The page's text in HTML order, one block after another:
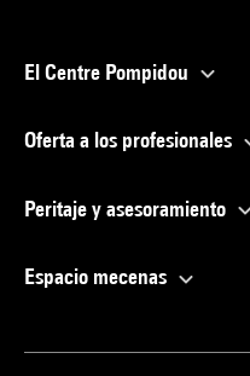
El Centre Pompidou
Oferta a los profesionales
Peritaje y asesoramiento
Espacio mecenas